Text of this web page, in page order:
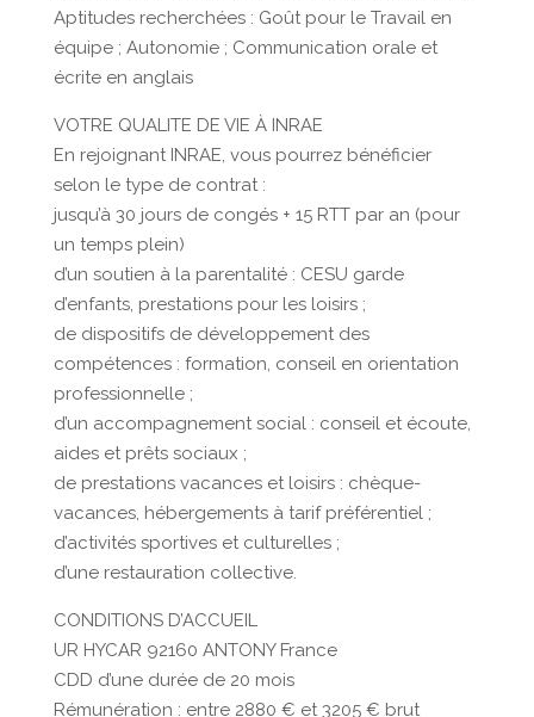
Aptitudes recherchées : Goût pour le Travail en
équipe ; Autonomie ; Communication orale et
écrite en anglais
VOTRE QUALITE DE VIE À INRAE
En rejoignant INRAE, vous pourrez bénéficier
selon le type de contrat :
jusqu’à 30 jours de congés + 15 RTT par an (pour
un temps plein)
d’un soutien à la parentalité : CESU garde
d’enfants, prestations pour les loisirs ;
de dispositifs de développement des
compétences : formation, conseil en orientation
professionnelle ;
d’un accompagnement social : conseil et écoute,
aides et prêts sociaux ;
de prestations vacances et loisirs : chèque-
vacances, hébergements à tarif préférentiel ;
d’activités sportives et culturelles ;
d’une restauration collective.
CONDITIONS D’ACCUEIL
UR HYCAR 92160 ANTONY France
CDD d’une durée de 20 mois
Rémunération : entre 2880 € et 3205 € brut